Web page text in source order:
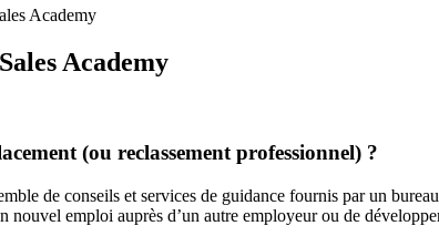
Academy
Academy
(ou reclassement professionnel) ?
de conseils et services de guidance fournis par un
nouvel emploi auprès d’un autre employeur ou de